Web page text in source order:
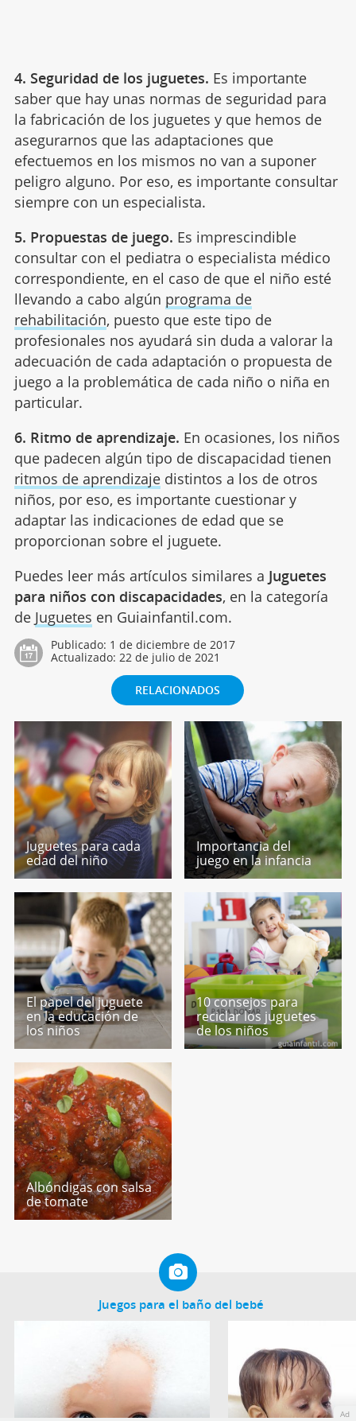
4. Seguridad de los juguetes. Es importante
saber que hay unas normas de seguridad para
la fabricación de los juguetes y que hemos de
asegurarnos que las adaptaciones que
efectuemos en los mismos no van a suponer
peligro alguno. Por eso, es importante consultar
siempre con un especialista.
5. Propuestas de juego. Es imprescindible
consultar con el pediatra o especialista médico
correspondiente, en el caso de que el niño esté
llevando a cabo algún programa de
rehabilitación, puesto que este tipo de
profesionales nos ayudará sin duda a valorar la
adecuación de cada adaptación o propuesta de
juego a la problemática de cada niño o niña en
particular.
6. Ritmo de aprendizaje. En ocasiones, los niños
que padecen algún tipo de discapacidad tienen
ritmos de aprendizajedistintos a los de otros
niños, por eso, es importante cuestionar y
adaptar las indicaciones de edad que se
proporcionan sobre el juguete.
Puedes leer más artículos similares a Juguetes
para niños con discapacidades, en la categoría
de Juguetes en Guiainfantil.com.
Publicado: 1 de diciembre de 2017
Actualizado: 22 de julio de 2021
RELACIONADOS
Juguetes para cada
edad del niño
Importancia del
juego en la infancia
El papel del juguete
en la educación de
los niños
10 consejos para
reciclar los juguetes
de los niños
Albóndigas con salsa
de tomate
Juegos para el baño del bebé
Ad